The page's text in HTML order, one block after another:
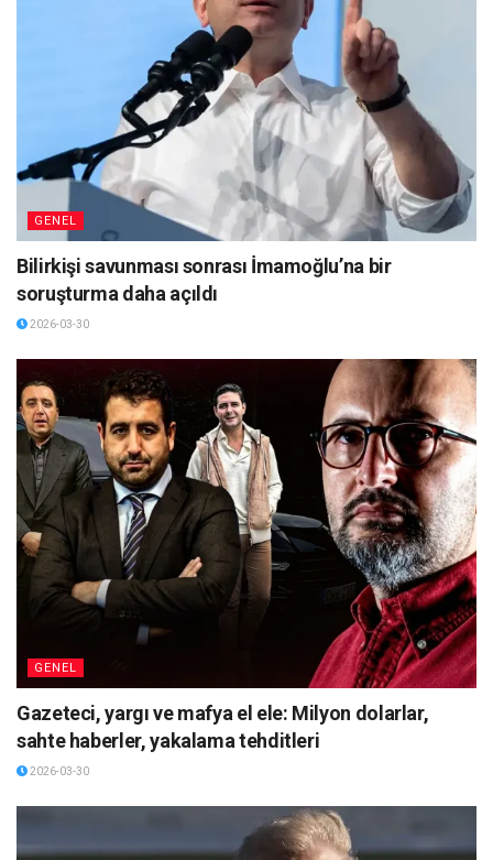
GENEL
Bilirkişi savunması sonrası İmamoğlu’na bir
soruşturma daha açıldı
2026-03-30
GENEL
Gazeteci, yargı ve mafya el ele: Milyon dolarlar,
sahte haberler, yakalama tehditleri
2026-03-30